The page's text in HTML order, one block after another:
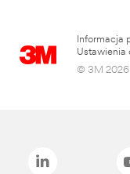
Informacja
Ustawienia
© 3M 2026.